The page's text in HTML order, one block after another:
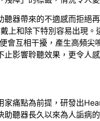
器帶來的不適感而拒
和除下特別容易出現
會互相干擾，產生高頻
影響聆聽效果，更令
痛點為前提，研發出
聽器長久以來為人詬